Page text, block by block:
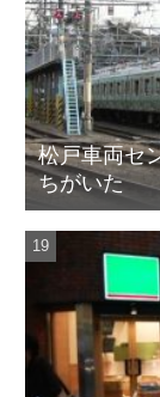
松戸車両セ
ちがいた